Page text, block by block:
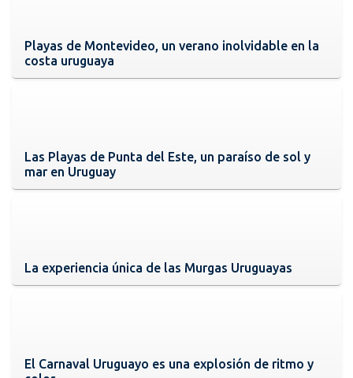
Playas de Montevideo, un verano inolvidable en la
costa uruguaya
Las Playas de Punta del Este, un paraíso de sol y
mar en Uruguay
La experiencia única de las Murgas Uruguayas
El Carnaval Uruguayo es una explosión de ritmo y